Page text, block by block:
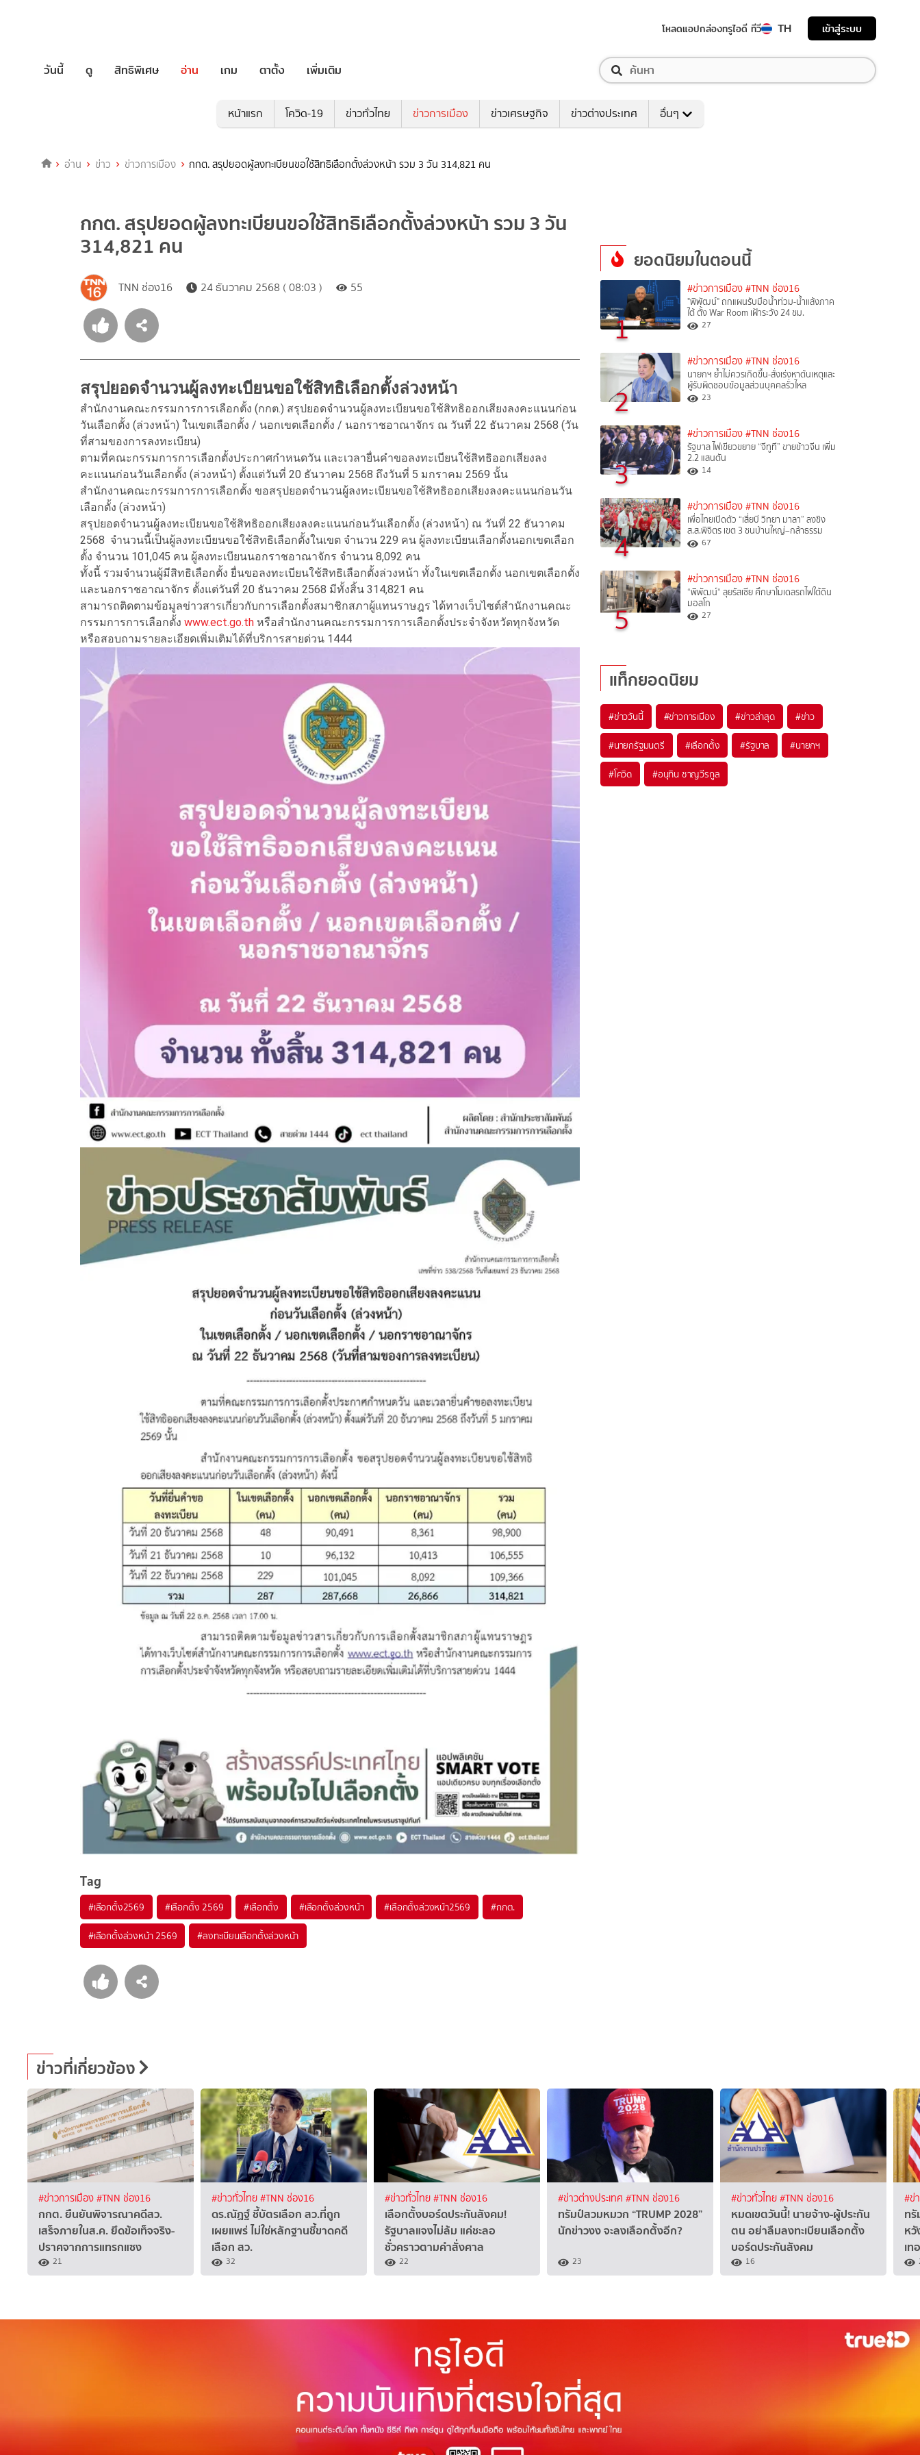
โหลดแอปกล่องทรูไอดี ทีวี TH เข้าสู่ระบบ
วันนี้ ดู สิทธิพิเศษ อ่าน เกม ตาตั้ง เพิ่มเติม
หน้าแรก โควิด-19 ข่าวทั่วไทย ข่าวการเมือง ข่าวเศรษฐกิจ ข่าวต่างประเทศ อื่นๆ
อ่าน ข่าว ข่าวการเมือง กกต. สรุปยอดผู้ลงทะเบียนขอใช้สิทธิเลือกตั้งล่วงหน้า รวม 3 วัน 314,821 คน
กกต. สรุปยอดผู้ลงทะเบียนขอใช้สิทธิเลือกตั้งล่วงหน้า รวม 3 วัน
314,821 คน
TNN ช่อง16 24 ธันวาคม 2568 ( 08:03 ) 55
สรุปยอดจำนวนผู้ลงทะเบียนขอใช้สิทธิเลือกตั้งล่วงหน้า
สำนักงานคณะกรรมการการเลือกตั้ง (กกต.) สรุปยอดจำนวนผู้ลงทะเบียนขอใช้สิทธิออกเสียงลงคะแนนก่อน
วันเลือกตั้ง (ล่วงหน้า) ในเขตเลือกตั้ง / นอกเขตเลือกตั้ง / นอกราชอาณาจักร ณ วันที่ 22 ธันวาคม 2568 (วัน
ที่สามของการลงทะเบียน)
ตามที่คณะกรรมการการเลือกตั้งประกาศกำหนดวัน และเวลายื่นคำขอลงทะเบียนใช้สิทธิออกเสียงลง
คะแนนก่อนวันเลือกตั้ง (ล่วงหน้า) ตั้งแต่วันที่ 20 ธันวาคม 2568 ถึงวันที่ 5 มกราคม 2569 นั้น
สำนักงานคณะกรรมการการเลือกตั้ง ขอสรุปยอดจำนวนผู้ลงทะเบียนขอใช้สิทธิออกเสียงลงคะแนนก่อนวัน
เลือกตั้ง (ล่วงหน้า)
สรุปยอดจำนวนผู้ลงทะเบียนขอใช้สิทธิออกเสียงลงคะแนนก่อนวันเลือกตั้ง (ล่วงหน้า) ณ วันที่ 22 ธันวาคม
2568 จำนวนนี้เป็นผู้ลงทะเบียนขอใช้สิทธิเลือกตั้งในเขต จำนวน 229 คน ผู้ลงทะเบียนเลือกตั้งนอกเขตเลือก
ตั้ง จำนวน 101,045 คน ผู้ลงทะเบียนนอกราชอาณาจักร จำนวน 8,092 คน
ทั้งนี้ รวมจำนวนผู้มีสิทธิเลือกตั้ง ยื่นขอลงทะเบียนใช้สิทธิเลือกตั้งล่วงหน้า ทั้งในเขตเลือกตั้ง นอกเขตเลือกตั้ง
และนอกราชอาณาจักร ตั้งแต่วันที่ 20 ธันวาคม 2568 มีทั้งสิ้น 314,821 คน
สามารถติดตามข้อมูลข่าวสารเกี่ยวกับการเลือกตั้งสมาชิกสภาผู้แทนราษฎร ได้ทางเว็บไซต์สำนักงานคณะ
กรรมการการเลือกตั้ง www.ect.go.th หรือสำนักงานคณะกรรมการการเลือกตั้งประจำจังหวัดทุกจังหวัด
หรือสอบถามรายละเอียดเพิ่มเติมได้ที่บริการสายด่วน 1444
Tag
#เลือกตั้ง2569 #เลือกตั้ง 2569 #เลือกตั้ง #เลือกตั้งล่วงหน้า #เลือกตั้งล่วงหน้า2569 #กกต.
#เลือกตั้งล่วงหน้า 2569 #ลงทะเบียนเลือกตั้งล่วงหน้า
ยอดนิยมในตอนนี้
1
#ข่าวการเมือง #TNN ช่อง16
"พิพัฒน์" ถกแผนรับมือน้ำท่วม-น้ำแล้งภาค
ใต้ ตั้ง War Room เฝ้าระวัง 24 ชม.
27
2
#ข่าวการเมือง #TNN ช่อง16
นายกฯ ย้ำไม่ควรเกิดขึ้น-สั่งเร่งหาต้นเหตุและ
ผู้รับผิดชอบข้อมูลส่วนบุคคลรั่วไหล
23
3
#ข่าวการเมือง #TNN ช่อง16
รัฐบาล ไฟเขียวขยาย “จีทูที” ขายข้าวจีน เพิ่ม
2.2 แสนตัน
14
4
#ข่าวการเมือง #TNN ช่อง16
เพื่อไทยเปิดตัว “เสี่ยบี วิทยา มาลา” ลงชิง
ส.ส.พิจิตร เขต 3 ชนบ้านใหญ่–กล้าธรรม
67
5
#ข่าวการเมือง #TNN ช่อง16
“พิพัฒน์“ ลุยรัสเซีย ศึกษาโมเดลรถไฟใต้ดิน
มอสโก
27
แท็กยอดนิยม
#ข่าววันนี้ #ข่าวการเมือง #ข่าวล่าสุด #ข่าว
#นายกรัฐมนตรี #เลือกตั้ง #รัฐบาล #นายกฯ
#โควิด #อนุทิน ชาญวีรกูล
ข่าวที่เกี่ยวข้อง
#ข่าวการเมือง#TNN ช่อง16
กกต. ยืนยันพิจารณาคดีสว.
เสร็จภายในส.ค. ยึดข้อเท็จจริง-
ปราศจากการแทรกแซง
21
#ข่าวทั่วไทย#TNN ช่อง16
ดร.ณัฏฐ์ ชี้บัตรเลือก สว.ที่ถูก
เผยแพร่ ไม่ใช่หลักฐานชี้ขาดคดี
เลือก สว.
32
#ข่าวทั่วไทย#TNN ช่อง16
เลือกตั้งบอร์ดประกันสังคม!
รัฐบาลแจงไม่ล้ม แค่ชะลอ
ชั่วคราวตามคำสั่งศาล
22
#ข่าวต่างประเทศ #TNN ช่อง16
ทรัมป์สวมหมวก “TRUMP 2028”
นักข่าวงง จะลงเลือกตั้งอีก?
23
#ข่าวทั่วไทย#TNN ช่อง16
หมดเขตวันนี้! นายจ้าง-ผู้ประกัน
ตน อย่าลืมลงทะเบียนเลือกตั้ง
บอร์ดประกันสังคม
16
#ข่
ท
ห
เท